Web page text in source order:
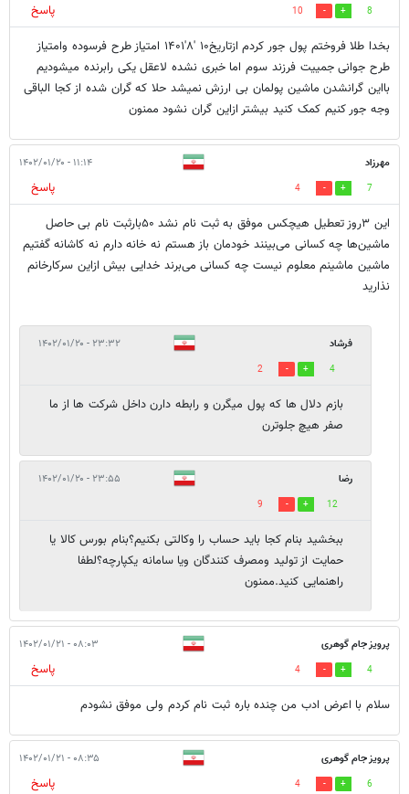
8
10
پاسخ
بخدا طلا فروختم پول جور کردم ازتاریخ۱۰ '۸'۱۴۰۱ امتیاز طرح فرسوده وامتیاز
طرح جوانی جمییت فرزند سوم اما خبری نشده لاعقل یکی رابرنده میشودیم
بااین گرانشدن ماشین پولمان بی ارزش نمیشد حلا که گران شده از کجا الباقی
وجه جور کنیم کمک کنید بیشتر ازاین گران نشود ممنون
مهرزاد ۱۱:۱۴ - ۱۴۰۲/۰۱/۲۰
7
4
پاسخ
این ۳روز تعطیل هیچکس موفق به ثبت نام نشد ۵۰بارثبت نام بی حاصل
ماشین‌ها چه کسانی می‌بینند خودمان باز هستم نه خانه دارم نه کاشانه گفتیم
ماشین ماشینم معلوم نیست چه کسانی می‌برند خدایی بیش ازاین سرکارخانم
نذارید
فرشاد ۲۳:۳۲ - ۱۴۰۲/۰۱/۲۰
4
2
بازم دلال ها که پول میگرن و رابطه دارن داخل شرکت ها از ما
صفر هیچ جلوترن
رضا ۲۳:۵۵ - ۱۴۰۲/۰۱/۲۰
12
9
ببخشید بنام کجا باید حساب را وکالتی بکنیم؟بنام بورس کالا یا
حمایت از تولید ومصرف کنندگان ویا سامانه یکپارچه؟لطفا
راهنمایی کنید.ممنون
پرویز جام گوهری ۰۸:۰۳ - ۱۴۰۲/۰۱/۲۱
4
4
پاسخ
سلام با اعرض ادب من چنده باره ثبت نام کردم ولی موفق نشودم
پرویز جام گوهری ۰۸:۳۵ - ۱۴۰۲/۰۱/۲۱
6
4
پاسخ